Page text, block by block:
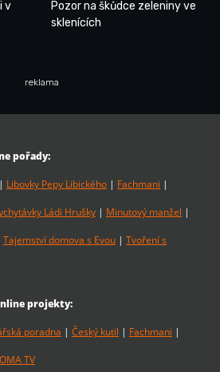
v
Pozor na škůdce zeleniny ve
sklenících
reklama
pořady:
| Libovky Pepy Libického | Fachmani |
Ládi Hrušky | Minutový manžel |
Tajemství domova s Evou | Tvoření s
projekty:
poradna | Český kutil | Fachmani |
TV